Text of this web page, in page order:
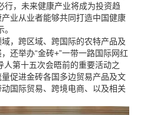
行，未来健康产业将成为投资趋
业从业者能够共同打造中国健康
，跨区域、跨国际的农特产品及
还举办“金砖+”一带一路国际网红
人第十五次会晤前的重要活动之
促进金砖各国多边贸易产品及文
国际贸易、跨境电商、以及相关